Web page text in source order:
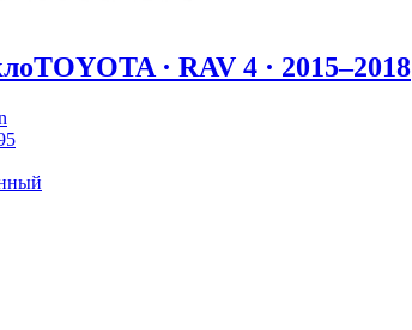
TOYOTA · RAV 4 · 2015–2018